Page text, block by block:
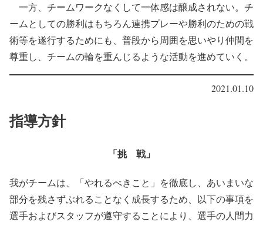
一方、チームワークなくして一体感は醸成されない。チ
ームとしての勝利はもちろん連携プレーや勝利のための戦
術等を遂行するためにも、 普段から周囲を思いやり仲間を
尊重し、チームの輪を重んじるような活動を進めていく。
2021.01.10
指導方針
「挑 戦」
我がチームは、「やれるべきこと」を徹底し、あいまいな
部分を残さずぶれることなく成長するため、以下の事項を
選手およびスタッフが遵守することにより、選手の人間力